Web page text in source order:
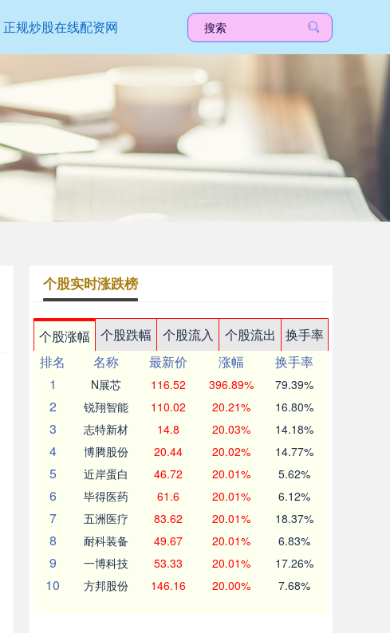
正规炒股在线配资网
个股实时涨跌榜
个股涨幅 个股跌幅 个股流入 个股流出
换手率
排名
名称 最新价 涨幅
换手率
1
N展芯 116.52 396.89% 79.39%
2 锐翔智能 110.02 20.21% 16.80%
3 志特新材 14.8 20.03% 14.18%
4 博腾股份 20.44 20.02% 14.77%
5 近岸蛋白 46.72 20.01% 5.62%
6 毕得医药 61.6 20.01% 6.12%
7 五洲医疗 83.62 20.01% 18.37%
8 耐科装备 49.67 20.01% 6.83%
9 一博科技 53.33 20.01% 17.26%
10 方邦股份 146.16 20.00% 7.68%